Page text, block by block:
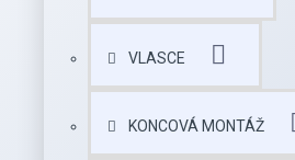
VLASCE
KONCOVÁ MONTÁŽ